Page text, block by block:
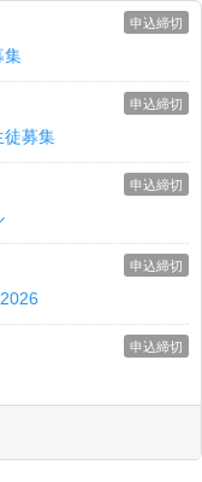
集
申込締切
募集
申込締切
申込締切
申込締切
申込締切